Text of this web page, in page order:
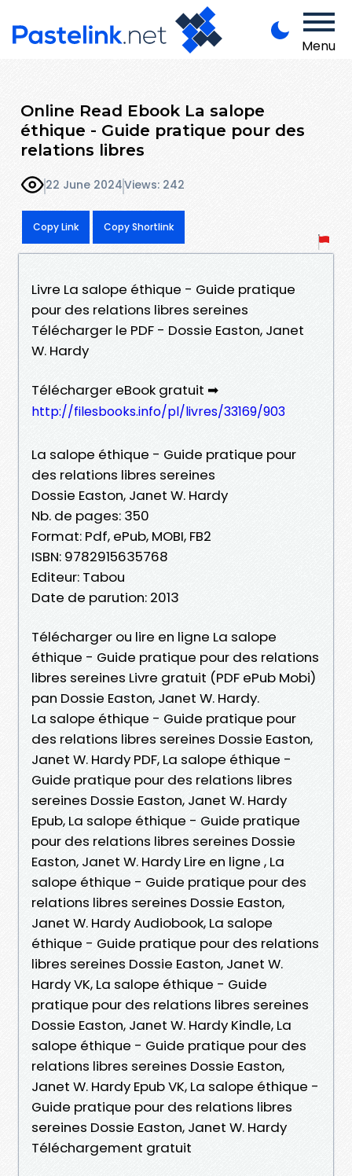
Menu
Online Read Ebook La salope
éthique - Guide pratique pour des
relations libres
22 June 2024Views: 242
Copy Link Copy Shortlink
Livre La salope éthique - Guide pratique
pour des relations libres sereines
Télécharger le PDF - Dossie Easton, Janet
W. Hardy
Télécharger eBook gratuit ➡
http://filesbooks.info/pl/livres/33169/903
La salope éthique - Guide pratique pour
des relations libres sereines
Dossie Easton, Janet W. Hardy
Nb. de pages: 350
Format: Pdf, ePub, MOBI, FB2
ISBN: 9782915635768
Editeur: Tabou
Date de parution: 2013
Télécharger ou lire en ligne La salope
éthique - Guide pratique pour des relations
libres sereines Livre gratuit (PDF ePub Mobi)
pan Dossie Easton, Janet W. Hardy.
La salope éthique - Guide pratique pour
des relations libres sereines Dossie Easton,
Janet W. Hardy PDF, La salope éthique -
Guide pratique pour des relations libres
sereines Dossie Easton, Janet W. Hardy
Epub, La salope éthique - Guide pratique
pour des relations libres sereines Dossie
Easton, Janet W. Hardy Lire en ligne , La
salope éthique - Guide pratique pour des
relations libres sereines Dossie Easton,
Janet W. Hardy Audiobook, La salope
éthique - Guide pratique pour des relations
libres sereines Dossie Easton, Janet W.
Hardy VK, La salope éthique - Guide
pratique pour des relations libres sereines
Dossie Easton, Janet W. Hardy Kindle, La
salope éthique - Guide pratique pour des
relations libres sereines Dossie Easton,
Janet W. Hardy Epub VK, La salope éthique -
Guide pratique pour des relations libres
sereines Dossie Easton, Janet W. Hardy
Téléchargement gratuit